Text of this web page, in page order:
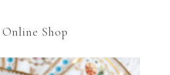
Online Shop